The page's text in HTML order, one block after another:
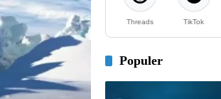
Threads TikTok
Populer